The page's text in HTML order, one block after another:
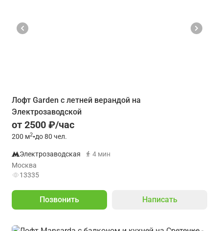
Лофт Garden с летней верандой на
Электрозаводской
от 2500 ₽/час
200 м2•до 80 чел.
Электрозаводская
4 мин
Москва
13335
Позвонить Написать